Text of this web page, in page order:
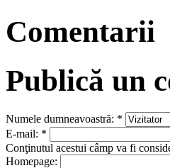
Comentarii
Publică un
Numele dumneavoastră: *
E-mail: *
Conţinutul acestui câmp va fi
Homepage: